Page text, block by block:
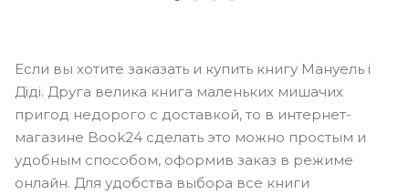
Если вы хотите заказать и купить книгу Мануель і
Діді. Друга велика книга маленьких мишачих
пригод недорого с доставкой, то в интернет-
магазине Book24 сделать это можно простым и
удобным способом, оформив заказ в режиме
онлайн. Для удобства выбора все книги